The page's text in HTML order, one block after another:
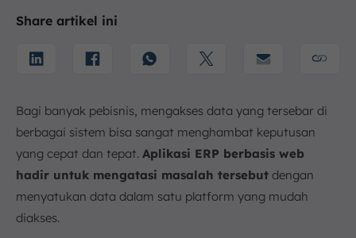
a. Membutuhkan Internet yang Stabil
5. Contoh Sistem ERP Berbasis Web
a. Aplikasi ERP Berbasis Web ScaleOcean
b. Odoo
Share artikel ini
Bagi banyak pebisnis, mengakses data yang tersebar di
berbagai sistem bisa sangat menghambat keputusan
yang cepat dan tepat. Aplikasi ERP berbasis web
hadir untuk mengatasi masalah tersebut dengan
menyatukan data dalam satu platform yang mudah
diakses.